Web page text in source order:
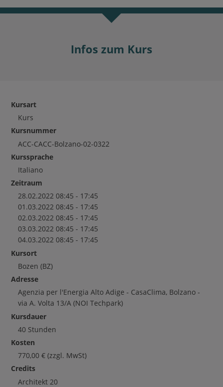
Infos zum Kurs
Kursart
Kurs
Kursnummer
ACC-CACC-Bolzano-02-0322
Kurssprache
Italiano
Zeitraum
28.02.2022 08:45 - 17:45
01.03.2022 08:45 - 17:45
02.03.2022 08:45 - 17:45
03.03.2022 08:45 - 17:45
04.03.2022 08:45 - 17:45
Kursort
Bozen (BZ)
Adresse
Agenzia per l'Energia Alto Adige - CasaClima, Bolzano -
via A. Volta 13/A (NOI Techpark)
Kursdauer
40 Stunden
Kosten
770,00 € (zzgl. MwSt)
Credits
Architekt 20